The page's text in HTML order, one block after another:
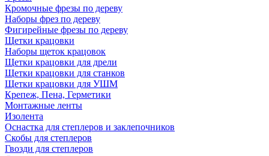
Кромочные фрезы по дереву
Наборы фрез по дереву
Фигирейные фрезы по дереву
Щетки крацовки
Наборы щеток крацовок
Щетки крацовки для дрели
Щетки крацовки для станков
Щетки крацовки для УШМ
Крепеж, Пена, Герметики
Монтажные ленты
Изолента
Оснастка для степлеров и заклепочников
Скобы для степлеров
Гвозди для степлеров